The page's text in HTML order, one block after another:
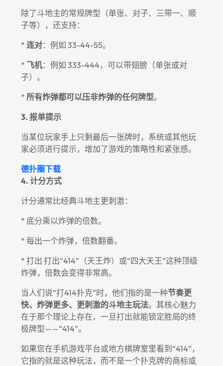
除了斗地主的常规牌型（单张、对子、三带一、顺
子等），还支持：
* 连对：例如 33-44-55。
* 飞机：例如 333-444，可以带翅膀（单张或对
子）。
* 所有炸弹都可以压非炸弹的任何牌型。
3. 报单提示
当某位玩家手上只剩最后一张牌时，系统或其他玩
家必须进行提示，增加了游戏的策略性和紧张感。
德扑圈下载
4. 计分方式
计分通常比经典斗地主更刺激：
* 底分乘以炸弹的倍数。
* 每出一个炸弹，倍数翻番。
* 打出 打出“414”（天王炸）或“四大天王”这种顶级
炸弹，倍数会变得非常高。
当人们说“打414扑克”时，他们指的是一种节奏更
快、炸弹更多、更刺激的斗地主玩法。其核心魅力
在于那个理论上存在、一旦打出就能锁定胜局的终
极牌型——“414”。
如果您在手机游戏平台或地方棋牌室里看到“414”，
它指的就是这种玩法，而不是一个扑克牌的商标或